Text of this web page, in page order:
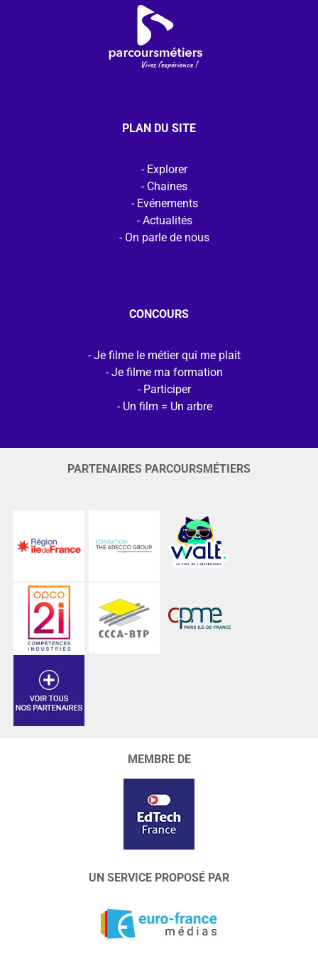
PLAN DU SITE
Explorer
Chaines
Evénements
Actualités
On parle de nous
CONCOURS
Je filme le métier qui me plait
Je filme ma formation
Participer
Un film = Un arbre
PARTENAIRES PARCOURSMÉTIERS
MEMBRE DE
UN SERVICE PROPOSÉ PAR